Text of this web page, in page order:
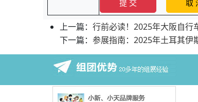
上一篇： 行前必读！2025年大阪自行
下一篇： 参展指南：2025年土耳其伊